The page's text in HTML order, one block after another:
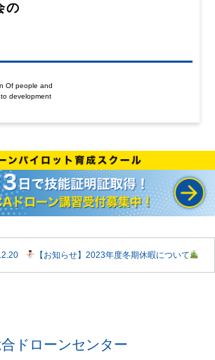
の
Of people and
development
【お知らせ】2023年度冬期休暇について
ドローンセンター